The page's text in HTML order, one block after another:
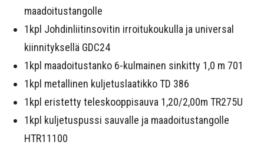
maadoitustangolle
1kpl Johdinliitinsovitin irroitukoukulla ja universal
kiinnityksellä GDC24
1kpl maadoitustanko 6-kulmainen sinkitty 1,0 m 701
1kpl metallinen kuljetuslaatikko TD 386
1kpl eristetty teleskooppisauva 1,20/2,00m TR275U
1kpl kuljetuspussi sauvalle ja maadoitustangolle
HTR11100